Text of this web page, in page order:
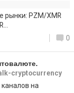
рынки: PZM/XMR
0
cryptocurrency
на